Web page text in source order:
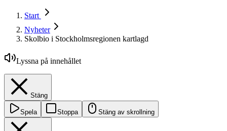
Start
Nyheter
Skolbio i Stockholmsregionen kartlagd
Lyssna på innehållet
Stäng
Spela Stoppa Stäng av skrollning